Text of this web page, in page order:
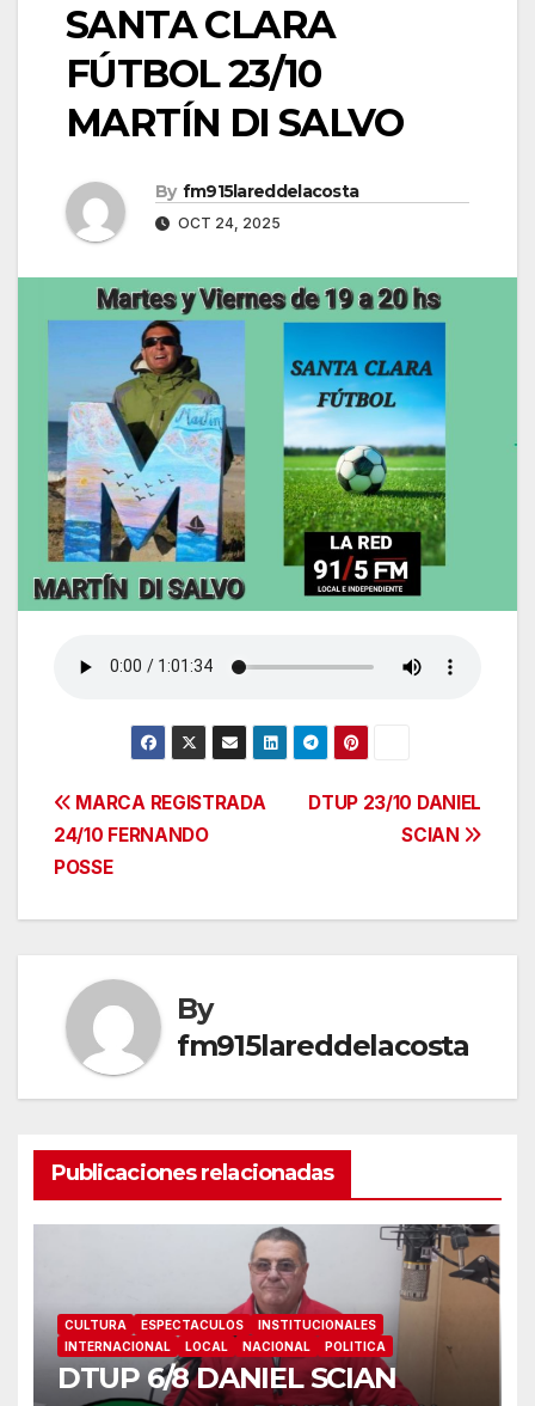
SANTA CLARA
FÚTBOL 23/10
MARTÍN DI SALVO
By fm915lareddelacosta
OCT 24, 2025
Navegación
de
entradas
DTUP 23/10 DANIEL
SCIAN
MARCA REGISTRADA
24/10 FERNANDO
POSSE
By
fm915lareddelacosta
Publicaciones relacionadas
CULTURA ESPECTACULOS
INSTITUCIONALES
INTERNACIONAL
LOCAL NACIONAL POLITICA
DTUP 6/8 DANIEL SCIAN